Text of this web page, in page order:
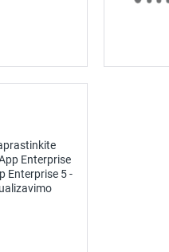
Enterprise
Enterprise 5 -